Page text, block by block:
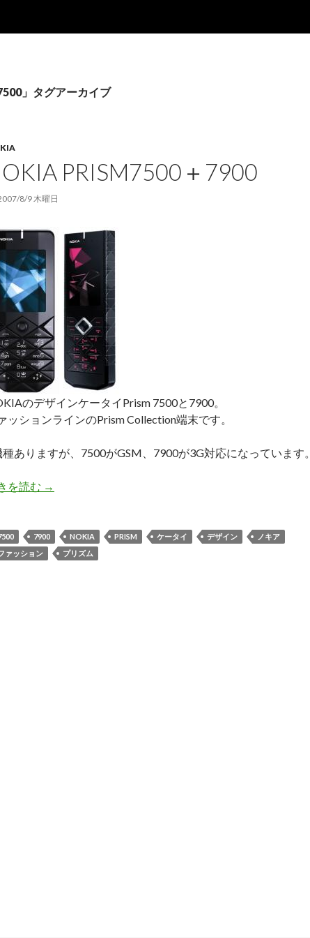
7500」タグアーカイブ
PRISM7500＋7900
8/9 木曜日
のデザインケータイPrism 7500と7900。
ッションラインのPrism Collection端末です。
種ありますが、7500がGSM、7900が3G対応になっています。
を読む Nokia
7900
→
7900 NOKIA PRISM ケータイ デザイン
ノキア
ァッション
プリズム